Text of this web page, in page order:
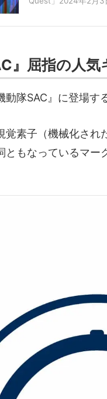
（2002）作中の＜
』屈指の人
動隊SAC』に登場す
覚素子（機械化さ
ともなっているマ